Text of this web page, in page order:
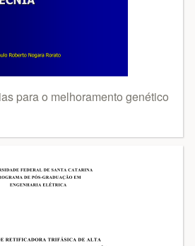
para o melhoramento genético